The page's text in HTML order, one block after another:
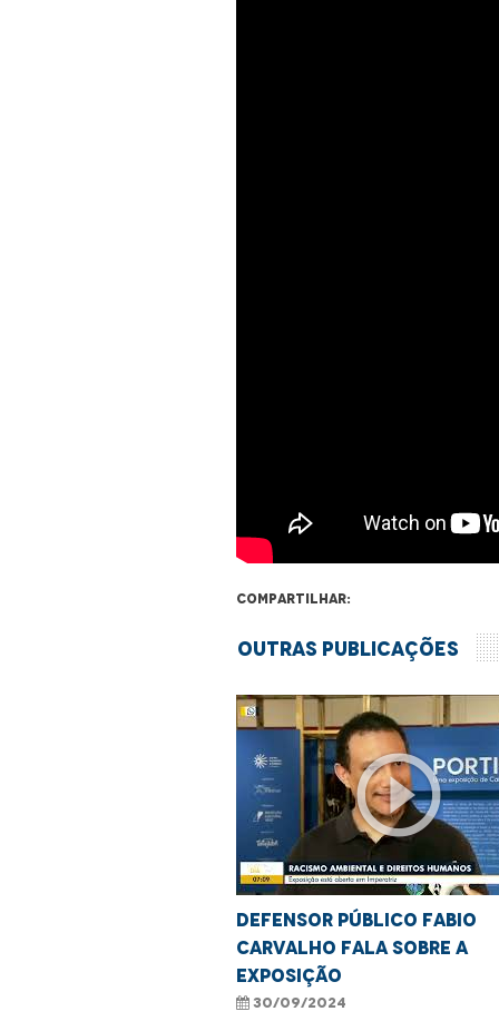
Compartilhar:
Outras Publicações
play_circle_outline
Defensor público Fabio
Carvalho fala sobre a
exposição
30/09/2024